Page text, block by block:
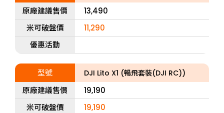
原廠建議售價
13,490
米可破盤價
11,290
優惠活動
型號 DJI Lito X1 (暢飛套裝(DJI RC))
原廠建議售價
19,190
米可破盤價
19,190